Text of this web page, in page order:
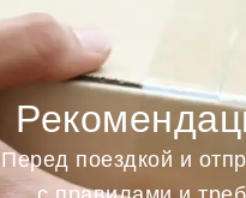
Перед поездкой и